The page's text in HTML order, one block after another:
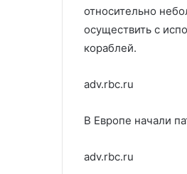
относительно
осуществить с
кораблей.
adv.rbc.ru
В Европе начали
adv.rbc.ru